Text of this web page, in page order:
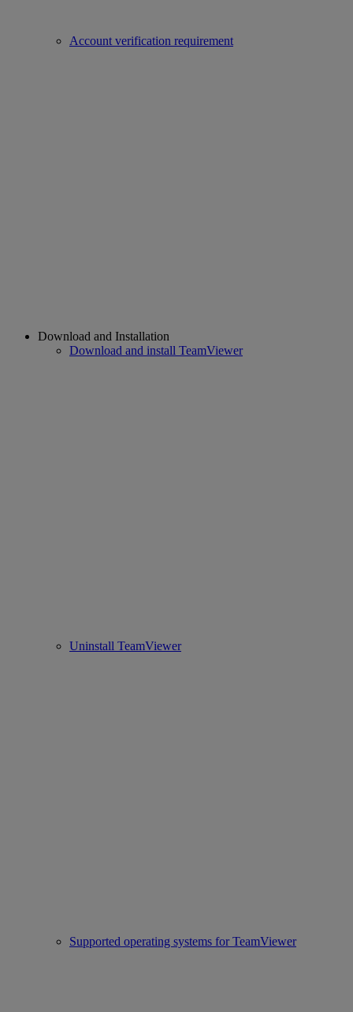
Account verification requirement
Download and Installation
Download and install TeamViewer
Uninstall TeamViewer
Supported operating systems for TeamViewer